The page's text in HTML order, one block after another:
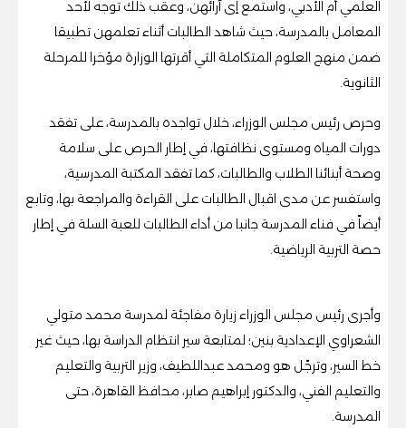
العلمي أم الأدبي، واستمع إى آرائهن، وعقب ذلك توجه لأحد
المعامل بالمدرسة، حيث شاهد الطالبات أثناء تعلمهن تطبيقا
ضمن منهج العلوم المتكاملة التي أقرتها الوزارة مؤخرا للمرحلة
الثانوية.
وحرص رئيس مجلس الوزراء، خلال تواجده بالمدرسة، على تفقد
دورات المياه ومستوى نظافتها، في إطار الحرص على سلامة
وصحة أبنائنا الطلاب والطالبات، كما تفقد المكتبة المدرسية،
واستفسر عن مدى اقبال الطالبات على القراءة والمراجعة بها، وتابع
أيضاً في فناء المدرسة جانبا من أداء الطالبات للعبة السلة في إطار
حصة التربية الرياضية.
وأجرى رئيس مجلس الوزراء زيارة مفاجئة لمدرسة محمد متولي
الشعراوي الإعدادية بنين؛ لمتابعة سير انتظام الدراسة بها، حيث غير
خط السير، وترجّل هو ومحمد عبداللطيف، وزير التربية والتعليم
والتعليم الفني، والدكتور إبراهيم صابر، محافظ القاهرة، حتى
المدرسة.